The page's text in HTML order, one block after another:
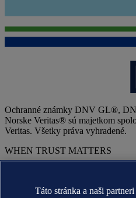
Ochranné známky DNV GL®,
Norske Veritas® sú majetkom
Veritas. Všetky práva vyhradené.
WHEN TRUST MATTERS
Táto stránka a naši